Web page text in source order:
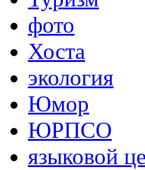
фото
Хоста
экология
Юмор
ЮРПСО
языковой